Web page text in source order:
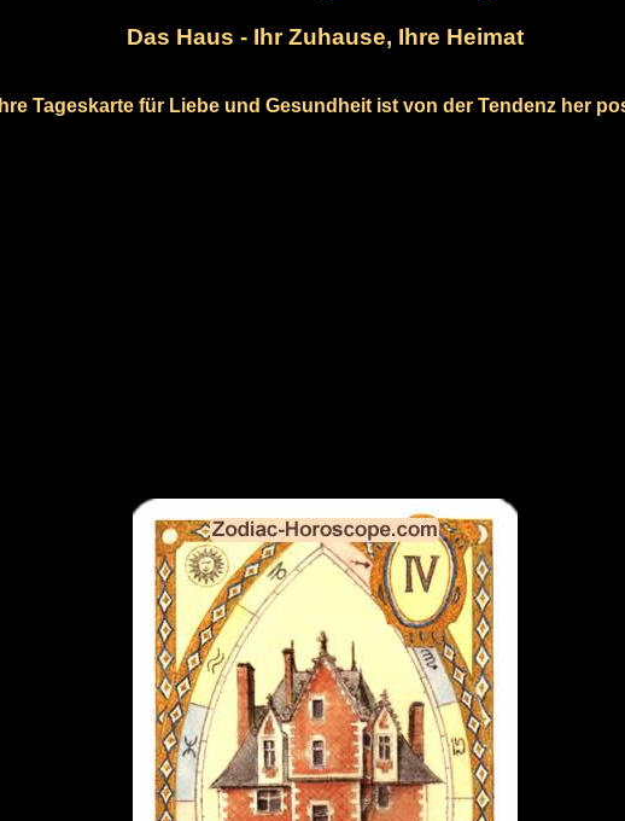
Das Haus - Ihr Zuhause, Ihre Heimat
Ihre Tageskarte für Liebe und Gesundheit ist von der Tendenz her